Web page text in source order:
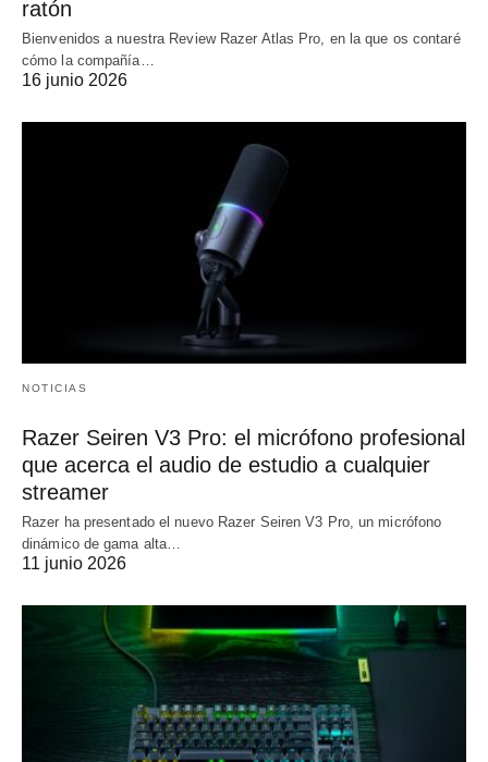
ratón
Bienvenidos a nuestra Review Razer Atlas Pro, en la que os contaré
cómo la compañía…
16 junio 2026
NOTICIAS
Razer Seiren V3 Pro: el micrófono profesional
que acerca el audio de estudio a cualquier
streamer
Razer ha presentado el nuevo Razer Seiren V3 Pro, un micrófono
dinámico de gama alta…
11 junio 2026